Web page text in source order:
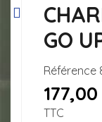
GO
Référence
TTC